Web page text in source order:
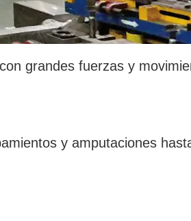
grandes fuerzas y
y amputaciones